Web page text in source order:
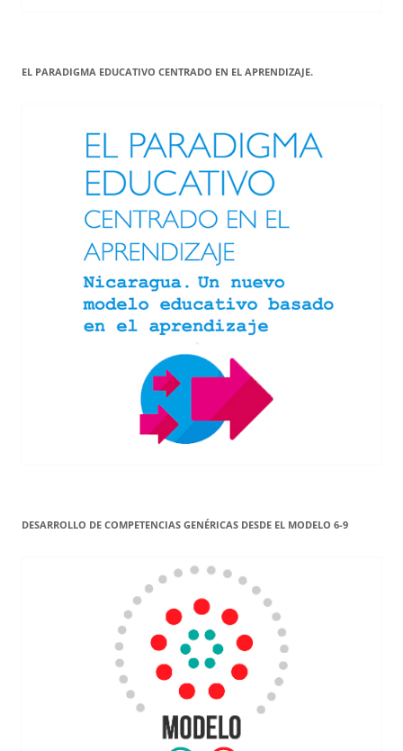
EL PARADIGMA EDUCATIVO CENTRADO EN EL APRENDIZAJE.
DESARROLLO DE COMPETENCIAS GENÉRICAS DESDE EL MODELO 6-9